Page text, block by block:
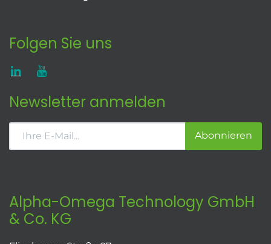
Folgen Sie uns
Newsletter anmelden
Abonnieren
Alpha-Omega Technology GmbH
& Co. KG